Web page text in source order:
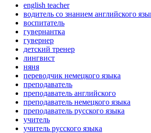
english teacher
водитель со знанием английского
воспитатель
гувернантка
гувернер
детский тренер
лингвист
няня
переводчик немецкого языка
преподаватель
преподаватель английского
преподаватель немецкого языка
преподаватель русского языка
учитель
учитель русского языка